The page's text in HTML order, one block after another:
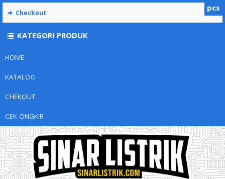
HOME
KATALOG
CHEKOUT
CEK ONGKIR
pcs
Checkout
KATEGORI PRODUK